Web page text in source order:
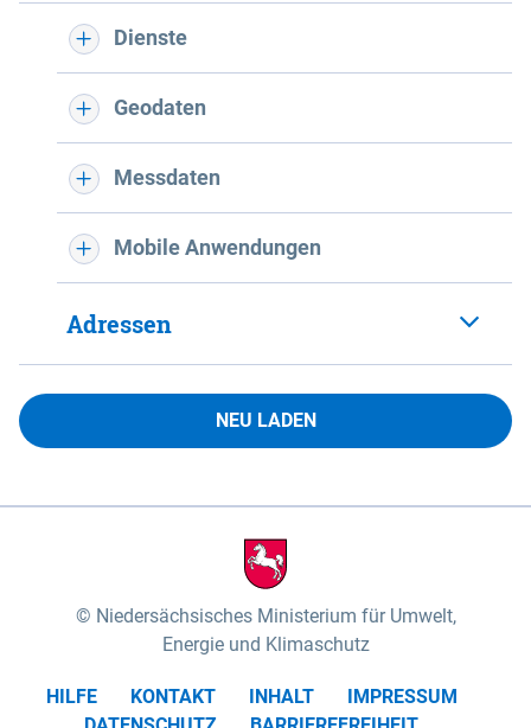
Dienste
Geodaten
Messdaten
Mobile Anwendungen
Adressen
NEU LADEN
Niedersächsisches Ministerium für Umwelt,
Energie und Klimaschutz
HILFE KONTAKT INHALT
IMPRESSUM